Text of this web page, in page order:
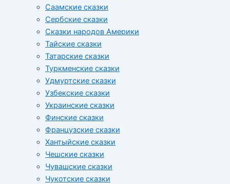
Cаамские сказки
Сербские сказки
Сказки народов Америки
Тайские сказки
Татарские сказки
Туркменские сказки
Удмуртские сказки
Узбекские сказки
Украинские сказки
Финские сказки
Французские сказки
Хантыйские сказки
Чешские сказки
Чувашские сказки
Чукотские сказки